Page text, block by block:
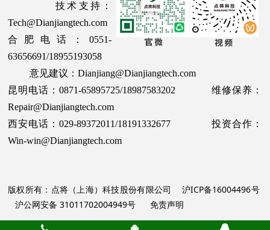
技术支持：
Tech@Dianjiangtech.com
合肥电话：0551-
63656691/18955193058
意见建议：Dianjiang@Dianjiangtech.com
昆明电话：0871-65895725/18987583202 维修保养：
Repair@Dianjiangtech.com
西安电话：029-89372011/18191332677 投资合作：
Win-win@Dianjiangtech.com
版权所有：点将（上海）科技股份有限公司 沪ICP备16004496号
沪公网安备 31011702004949号
免责声明